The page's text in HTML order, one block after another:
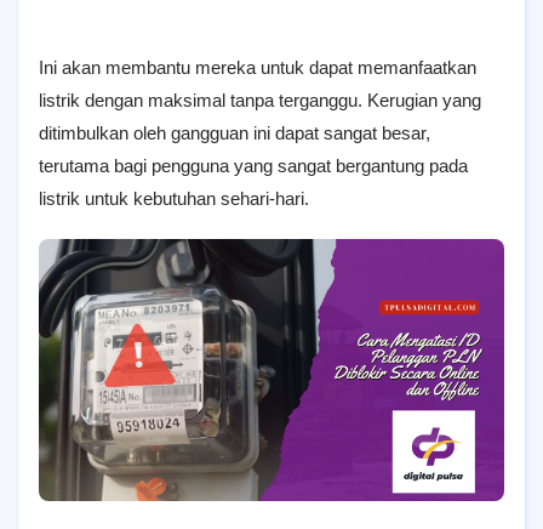
Ini akan membantu mereka untuk dapat memanfaatkan
listrik dengan maksimal tanpa terganggu. Kerugian yang
ditimbulkan oleh gangguan ini dapat sangat besar,
terutama bagi pengguna yang sangat bergantung pada
listrik untuk kebutuhan sehari-hari.